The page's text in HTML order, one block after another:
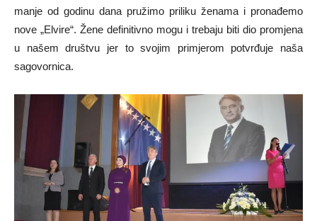
manje od godinu dana pružimo priliku ženama i pronađemo
nove „Elvire“. Žene definitivno mogu i trebaju biti dio promjena
u našem društvu jer to svojim primjerom potvrđuje naša
sagovornica.